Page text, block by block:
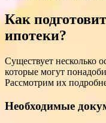
Как
ипотеки?
Существует несколько
которые могут
Рассмотрим их
Необходимые